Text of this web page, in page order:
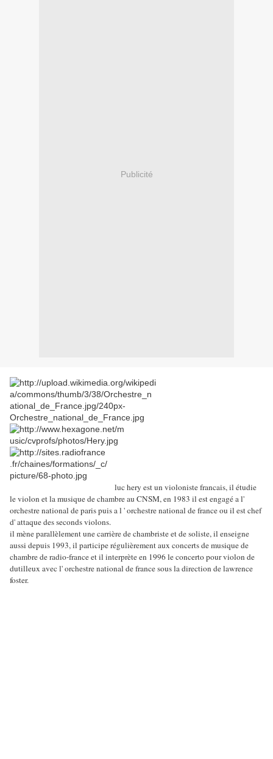
Publicité
luc hery est un violoniste francais, il étudie
le violon et la musique de chambre au CNSM, en 1983 il est engagé a l'
orchestre national de paris puis a l ' orchestre national de france ou il est chef
d' attaque des seconds violons.
il mène parallèlement une carrière de chambriste et de soliste, il enseigne
aussi depuis 1993, il participe régulièrement aux concerts de musique de
chambre de radio-france et il interprète en 1996 le concerto pour violon de
dutilleux avec l' orchestre national de france sous la direction de lawrence
foster.